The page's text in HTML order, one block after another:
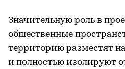
Значительную роль в
общественные
территорию разместят
и полностью изолируют